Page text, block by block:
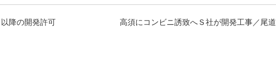
降の開発許可
高須にコンビニ誘致へＳ社が開発工事／尾道